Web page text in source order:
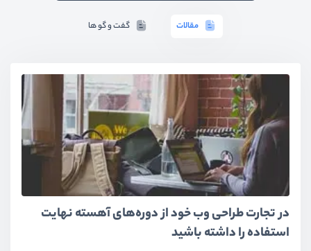
مقالات گفت و گو ها
در تجارت طراحی وب خود از دوره‌های آهسته نهایت
استفاده را داشته باشید